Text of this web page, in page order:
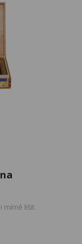
mírně lišit.